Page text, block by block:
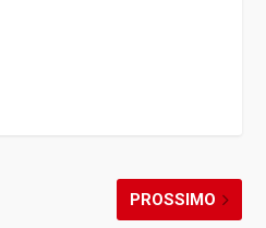
PROSSIMO